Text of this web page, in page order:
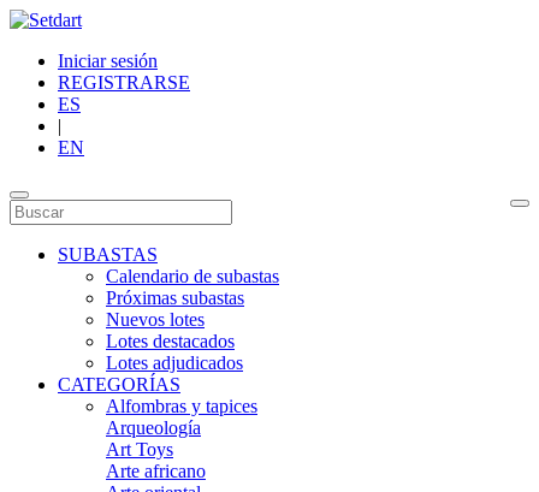
Iniciar sesión
REGISTRARSE
ES
|
EN
SUBASTAS
Calendario de subastas
Próximas subastas
Nuevos lotes
Lotes destacados
Lotes adjudicados
CATEGORÍAS
Alfombras y tapices
Arqueología
Art Toys
Arte africano